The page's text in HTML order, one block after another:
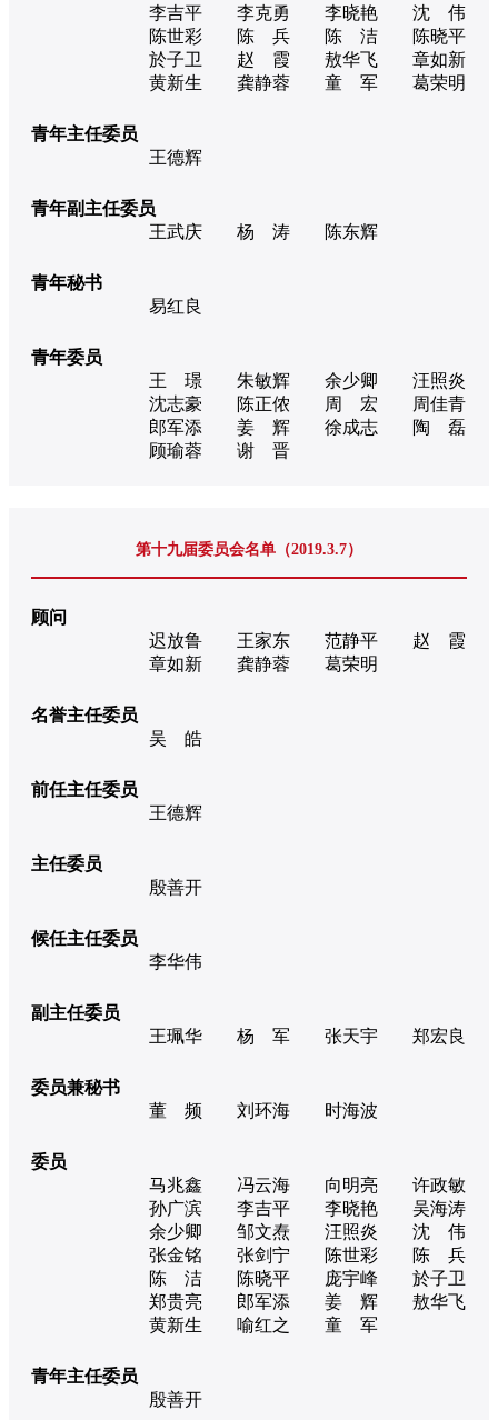
李吉平
李克勇 李晓艳
沈 伟
陈世彩
陈 兵 陈 洁
陈晓平
於子卫
赵 霞 敖华飞
章如新
黄新生
龚静蓉 童 军 葛荣明
青年主任委员
王德辉
青年副主任委员
王武庆
杨 涛 陈东辉
青年秘书
易红良
青年委员
王 璟
朱敏辉 余少卿
汪照炎
沈志豪
陈正侬 周 宏
周佳青
郎军添
姜 辉 徐成志
陶 磊
顾瑜蓉
谢 晋
第十九届委员会名单（2019.3.7）
顾问
迟放鲁
王家东 范静平
赵 霞
章如新
龚静蓉 葛荣明
名誉主任委员
吴 皓
前任主任委员
王德辉
主任委员
殷善开
候任主任委员
李华伟
副主任委员
王珮华
杨 军 张天宇 郑宏良
委员兼秘书
董 频
刘环海 时海波
委员
马兆鑫
冯云海 向明亮
许政敏
孙广滨
李吉平 李晓艳
吴海涛
余少卿
邹文焘 汪照炎
沈 伟
张金铭
张剑宁 陈世彩
陈 兵
陈 洁
陈晓平 庞宇峰
於子卫
郑贵亮
郎军添 姜 辉
敖华飞
黄新生
喻红之 童 军
青年主任委员
殷善开